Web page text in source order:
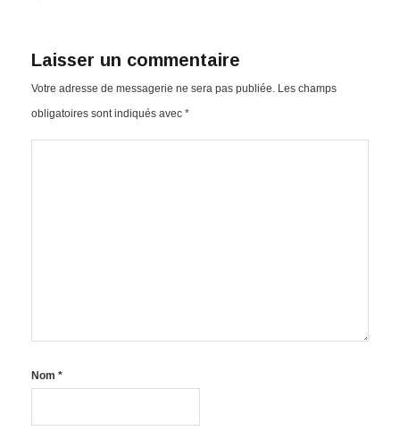
Laisser un commentaire
Votre adresse de messagerie ne sera pas publiée. Les champs
obligatoires sont indiqués avec *
Nom *